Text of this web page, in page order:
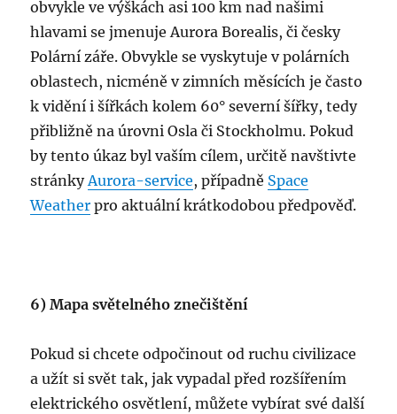
obvykle ve výškách asi 100 km nad našimi
hlavami se jmenuje Aurora Borealis, či česky
Polární záře. Obvykle se vyskytuje v polárních
oblastech, nicméně v zimních měsících je často
k vidění i šířkách kolem 60° severní šířky, tedy
přibližně na úrovni Osla či Stockholmu. Pokud
by tento úkaz byl vaším cílem, určitě navštivte
stránkyAurora-service, případně Space
Weather pro aktuální krátkodobou předpověď.
6) Mapa světelného znečištění
Pokud si chcete odpočinout od ruchu civilizace
a užít si svět tak, jak vypadal před rozšířením
elektrického osvětlení, můžete vybírat své další